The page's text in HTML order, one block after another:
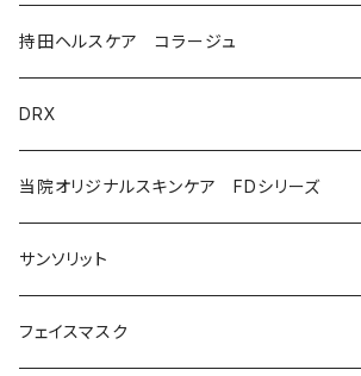
美容液（日焼け止め）
美容液（スペシャルケア）
プログラムキット
アイケア
日焼け止め
ユースフルリップ
ウォッシュ
クリーム
バランスケア
ローション
クレンジング
美容液
化粧品
洗顔
化粧水
持田ヘルスケア コラージュ
ソープ（石鹸）
泡石鹸
コラージュフルフルホイップソープ
メイク落とし
DRX
AZAクリア
当院オリジナルスキンケア FDシリーズ
ソープ
ローション
サンソリット
日焼け止め
フェイスマスク